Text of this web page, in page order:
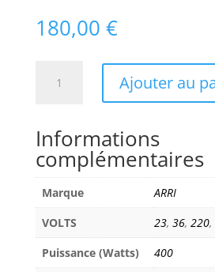
180,00 €
SKYPANEL
Ajouter au
Informations
complémentaires
Marque
ARRI
VOLTS
23, 36, 220,
Puissance (Watts)
400